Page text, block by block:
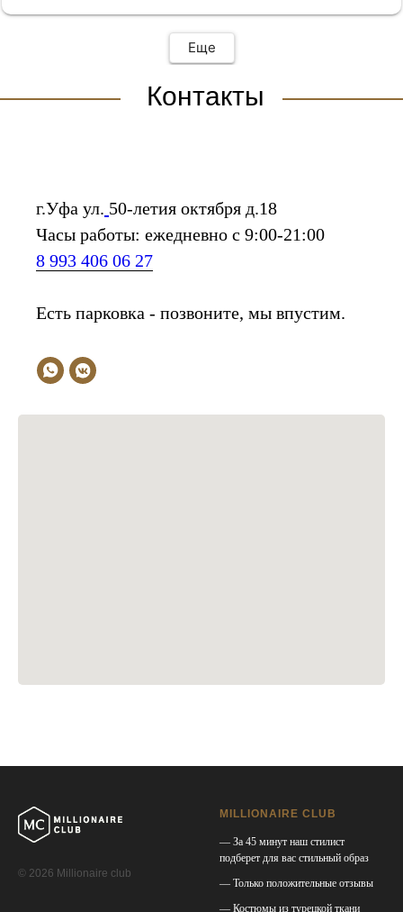
Еще
Контакты
г.Уфа ул. 50-летия октября д.18
Часы работы: ежедневно с 9:00-21:00
8 993 406 06 27
Есть парковка - позвоните, мы впустим.
© 2026 Millionaire club
MILLIONAIRE CLUB
— За 45 минут наш стилист
подберет для вас стильный образ
— Только положительные отзывы
— Костюмы из турецкой ткани